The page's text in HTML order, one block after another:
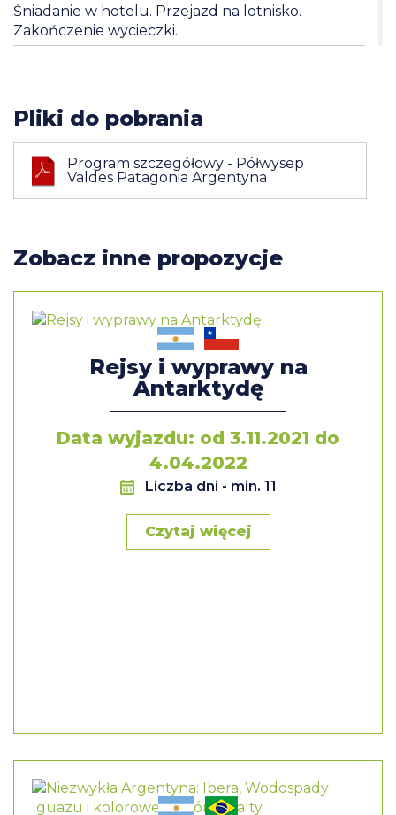
Śniadanie w hotelu. Przejazd na lotnisko.
Zakończenie wycieczki.
Pliki do pobrania
Program szczegółowy - Półwysep
Valdes Patagonia Argentyna
Zobacz inne propozycje
Rejsy i wyprawy na
Antarktydę
Data wyjazdu: od 3.11.2021 do
4.04.2022
Liczba dni - min. 11
Czytaj więcej